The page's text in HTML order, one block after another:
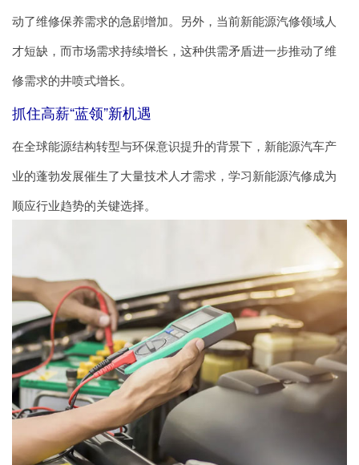
动了维修保养需求的急剧增加。另外，当前新能源汽修领域人
才短缺，而市场需求持续增长，这种供需矛盾进一步推动了维
修需求的井喷式增长。
抓住高薪“蓝领”新机遇
在全球能源结构转型与环保意识提升的背景下，新能源汽车产
业的蓬勃发展催生了大量技术人才需求，学习新能源汽修成为
顺应行业趋势的关键选择。